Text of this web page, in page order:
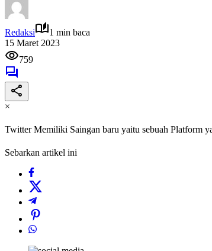
Redaksi
1 min baca
15 Maret 2023
759
×
Twitter Memiliki Saingan baru yaitu sebuah Platform
Sebarkan artikel ini